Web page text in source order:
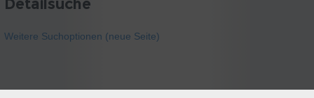
Detailsuche
Weitere Suchoptionen (neue Seite)